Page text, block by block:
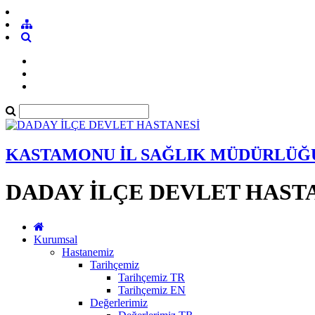
KASTAMONU İL SAĞLIK
DADAY İLÇE DEVLET
Kurumsal
Hastanemiz
Tarihçemiz
Tarihçemiz TR
Tarihçemiz EN
Değerlerimiz